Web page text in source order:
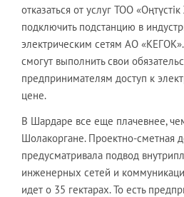
отказаться от услуг ТОО
подключить подстанцию в
электрическим сетям АО
смогут выполнить свои
предпринимателям доступ к
цене.
В Шардаре все еще плачевнее,
Шолакоргане. Проектно-сметная
предусматривала подвод
инженерных сетей и
идет о 35 гектарах. То есть